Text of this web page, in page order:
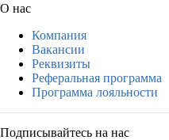
О нас
Компания
Вакансии
Реквизиты
Реферальная программа
Программа лояльности
Подписывайтесь на нас